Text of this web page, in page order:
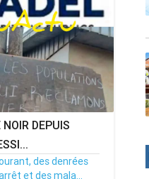
DEPUIS
des denrées
et des mala...